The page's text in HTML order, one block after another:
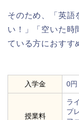
そのため、「英語
い！」「空いた時
ている方におすす
入学金 0円
授業料
ラ
プ